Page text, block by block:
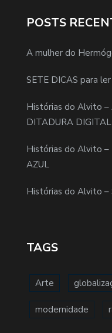
POSTS
A mulher do
SETE DICAS para
Histórias do Alvito –
DITADURA DIGITAL
Histórias do Alvito –
AZUL
Histórias do Alvito –
TAGS
Arte
modernidade